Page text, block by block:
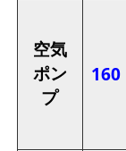
空気
ポン
プ
160